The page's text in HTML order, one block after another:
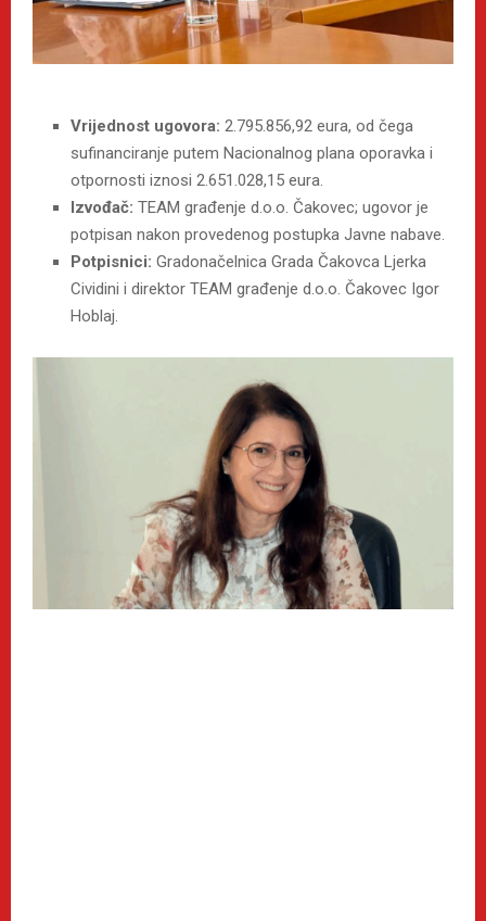
Vrijednost ugovora: 2.795.856,92 eura, od čega
sufinanciranje putem Nacionalnog plana oporavka i
otpornosti iznosi 2.651.028,15 eura.
Izvođač: TEAM građenje d.o.o. Čakovec; ugovor je
potpisan nakon provedenog postupka Javne nabave.
Potpisnici: Gradonačelnica Grada Čakovca Ljerka
Cividini i direktor TEAM građenje d.o.o. Čakovec Igor
Hoblaj.